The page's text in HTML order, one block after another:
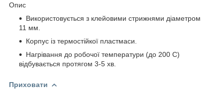
Опис
Використовується з клейовими стрижнями діаметром
11 мм.
Корпус із термостійкої пластмаси.
Нагрівання до робочої температури (до 200 С)
відбувається протягом 3-5 хв.
Приховати